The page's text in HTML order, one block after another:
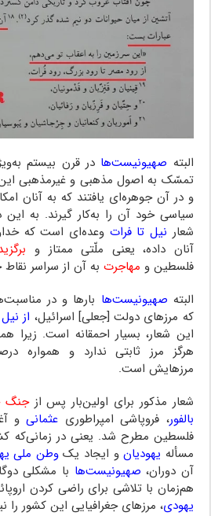
البته صهیونیست‌ها
تمسّک به اصول مذهبی و غیرمذهبی این
و در آن جوهره‌ای یافتند که به آنان
سیاسی خود آن را به‌کار گیرند. به این
شعار نیل تا فرات وعده‌ای است که
آنان داده، یعنی ملّتی ممتاز و
فلسطین و مهاجرت به آن از سراسر نقاط
البته صهیونیست‌ها بارها و در
که مرزهای دولت [جعلی] اسرائیل، از
این شعار، بسیار احمقانه است. زیرا
هرگز مرز ثابتی ندارد و همواره
مرزهایش است.
شعار مذکور برای اولین‌بار پس ازجنگ
بالفور، فروپاشی امپراطوری عثمانیو
فلسطین مطرح شد. یعنی در زمانی‌که
مسأله یهودیانو ایجاد یکوطن ملی
آن دوران، صهیونیست‌ها با مشکلی
هم‌زمان با تلاشی برای راضی کردن
یهودی، مرزهای جغرافیایی این کشور